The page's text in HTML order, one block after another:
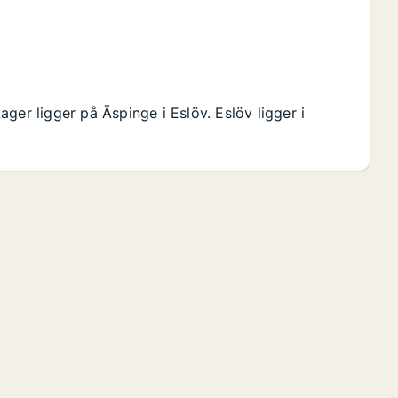
ligger på Äspinge i Eslöv. Eslöv ligger i